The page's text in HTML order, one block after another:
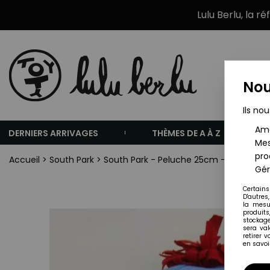
Lulu Berlu, la
DERNIERS ARRIVAGES THÈMES DE A À Z
Accueil > South Park > South Park - Peluche 25cm - Stan
Ils
la
sera
retirer
en